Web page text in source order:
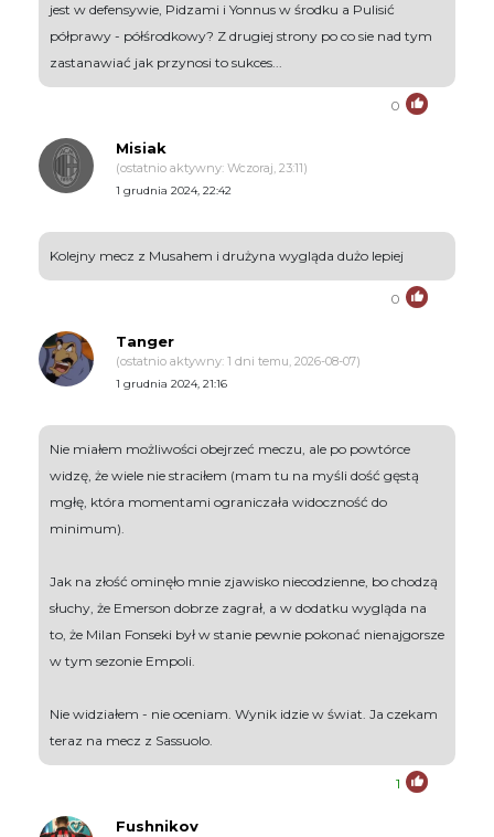
jest w defensywie, Pidzami i Yonnus w środku a Pulisić
półprawy - półśrodkowy? Z drugiej strony po co sie nad tym
zastanawiać jak przynosi to sukces...
0
Misiak
(ostatnio aktywny: Wczoraj, 23:11)
1 grudnia 2024, 22:42
Kolejny mecz z Musahem i drużyna wygląda dużo lepiej
0
Tanger
(ostatnio aktywny: 1 dni temu, 2026-08-07)
1 grudnia 2024, 21:16
Nie miałem możliwości obejrzeć meczu, ale po powtórce
widzę, że wiele nie straciłem (mam tu na myśli dość gęstą
mgłę, która momentami ograniczała widoczność do
minimum).
Jak na złość ominęło mnie zjawisko niecodzienne, bo chodzą
słuchy, że Emerson dobrze zagrał, a w dodatku wygląda na
to, że Milan Fonseki był w stanie pewnie pokonać nienajgorsze
w tym sezonie Empoli.
Nie widziałem - nie oceniam. Wynik idzie w świat. Ja czekam
teraz na mecz z Sassuolo.
1
Fushnikov